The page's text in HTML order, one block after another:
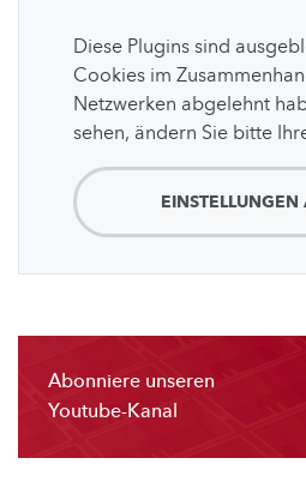
Diese Plugins sind
Cookies im
Netzwerken abgelehnt
sehen, ändern Sie bitte
EINSTELLUNGEN
Abonniere unseren
Youtube-Kanal